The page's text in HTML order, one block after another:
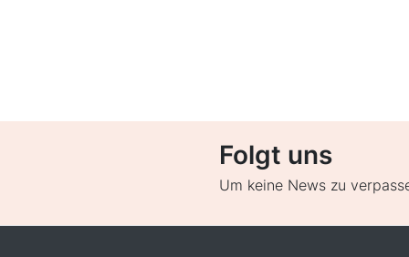
Folgt uns
Um keine News zu